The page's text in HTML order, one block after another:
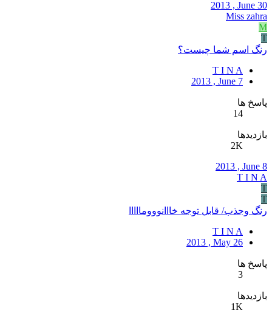
2013 , June 30
Miss zahra
M
T
رنگ اسم شما چیست؟
T I N A
2013 , June 7
پاسخ ها
14
بازدیدها
2K
2013 , June 8
T I N A
T
T
رنگ وجذب/ قابل توجه خااانووومااااا
T I N A
2013 , May 26
پاسخ ها
3
بازدیدها
1K